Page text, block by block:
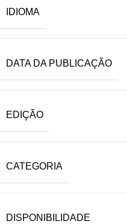
IDIOMA
DATA DA PUBLICAÇÃO
EDIÇÃO
CATEGORIA
DISPONIBILIDADE